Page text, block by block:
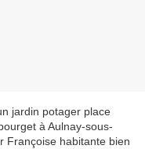
jardin potager place
à Aulnay-sous-
Françoise habitante bien